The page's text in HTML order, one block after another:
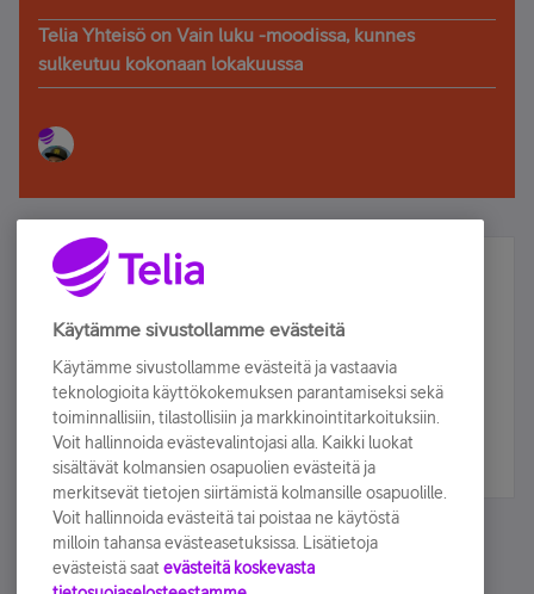
Telia Yhteisö on Vain luku -moodissa, kunnes
sulkeutuu kokonaan lokakuussa
Älä jää paitsi – osallistu ja voita!
Tilaa Telian uutiskirje ja olet mukana arvonnassa.
sähköpostiisi.
Tilaa nyt
Käytämme sivustollamme evästeitä
Käytämme sivustollamme evästeitä ja vastaavia
teknologioita käyttökokemuksen parantamiseksi sekä
toiminnallisiin, tilastollisiin ja markkinointitarkoituksiin.
Voit hallinnoida evästevalintojasi alla. Kaikki luokat
sisältävät kolmansien osapuolien evästeitä ja
merkitsevät tietojen siirtämistä kolmansille osapuolille.
Voit hallinnoida evästeitä tai poistaa ne käytöstä
milloin tahansa evästeasetuksissa. Lisätietoja
evästeistä saat evästeitä koskevasta